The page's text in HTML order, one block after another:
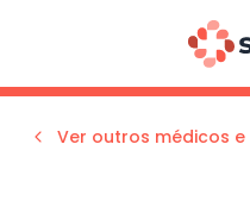
Ver outros médicos